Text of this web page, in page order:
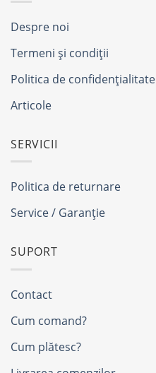
Despre noi
Termeni și condiții
Politica de confidențialitate
Articole
SERVICII
Politica de returnare
Service / Garanție
SUPORT
Contact
Cum comand?
Cum plătesc?